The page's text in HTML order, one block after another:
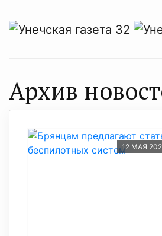
Архив
12 МАЯ